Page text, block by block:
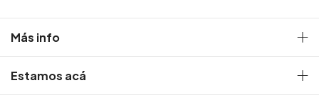
Más info
Estamos acá